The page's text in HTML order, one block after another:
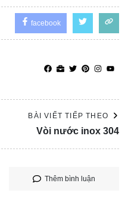
facebook
BÀI VIẾT TIẾP THEO
Vòi nước inox 304
Thêm bình luận